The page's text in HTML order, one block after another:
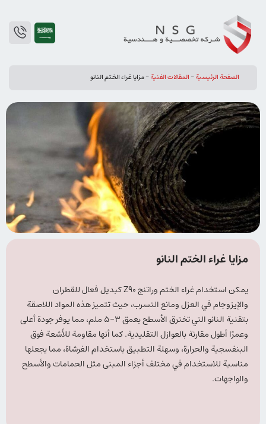
الصفحة الرئيسية-المقالات الفنیة-مزايا غراء الختم النانو
مزايا غراء الختم النانو
يمكن استخدام غراء الختم وراتنج Z90 كبديل فعال للقطران
والإيزوجام في العزل ومانع التسرب، حيث تتميز هذه المواد اللاصقة
بتقنية النانو التي تخترق الأسطح بعمق 3-5 ملم، مما يوفر جودة أعلى
وعمرًا أطول مقارنة بالعوازل التقليدية. كما أنها مقاومة للأشعة فوق
البنفسجية والحرارة، وسهلة التطبيق باستخدام الفرشاة، مما يجعلها
مناسبة للاستخدام في مختلف أجزاء المبنى مثل الحمامات والأسطح
والواجهات.